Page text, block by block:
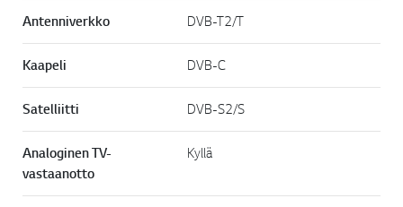
Antenniverkko DVB-T2/T
Kaapeli DVB-C
Satelliitti DVB-S2/S
Analoginen TV-
vastaanotto
Kyllä